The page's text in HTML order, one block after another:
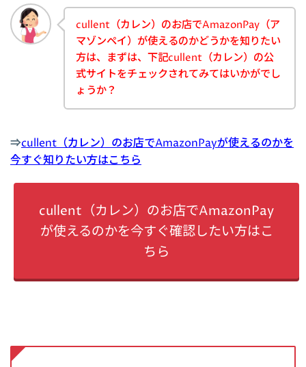
cullent（カレン）のお店でAmazonPay（ア
マゾンペイ）が使えるのかどうかを知りたい
方は、まずは、下記cullent（カレン）の公
式サイトをチェックされてみてはいかがでし
ょうか？
⇒cullent（カレン）のお店でAmazonPayが使えるのかを
今すぐ知りたい方はこちら
cullent（カレン）のお店でAmazonPay
が使えるのかを今すぐ確認したい方はこ
ちら